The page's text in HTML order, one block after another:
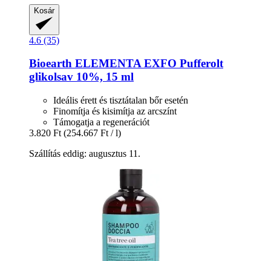
Kosár
4.6 (35)
Bioearth ELEMENTA EXFO Pufferolt
glikolsav 10%, 15 ml
Ideális érett és tisztátalan bőr esetén
Finomítja és kisimítja az arcszínt
Támogatja a regenerációt
3.820 Ft (254.667 Ft / l)
Szállítás eddig: augusztus 11.